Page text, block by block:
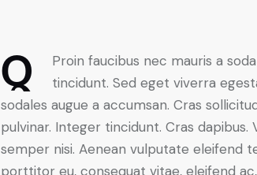
Q
Proin faucibus nec mauris a
tincidunt. Sed eget viverra
sodales augue a accumsan. Cras
pulvinar. Integer tincidunt. Cras dapibus.
semper nisi. Aenean vulputate eleifend
porttitor eu, consequat vitae, eleifend